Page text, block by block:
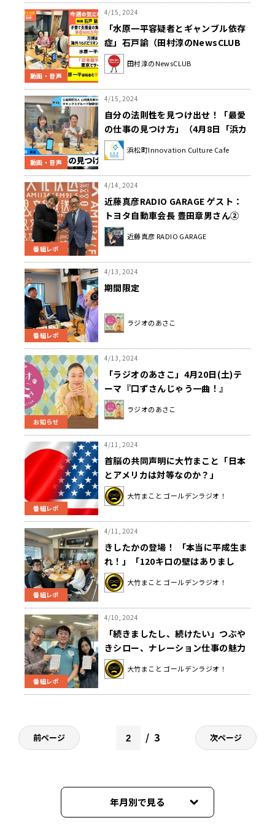
動画・音声
4/15, 2024
「水原一平容疑者とギャンブル依存
症」石戸諭（田村淳のNewsCLUB
2024年4月13日前半）
田村淳のNewsCLUB
動画・音声
4/15, 2024
自分の法則性を見つけ出せ！「最愛
の仕事の見つけ方」（4月8日「浜カ
フェ」）石倉秀明 山田尚史
浜松町Innovation Culture Cafe
番組レポ
4/14, 2024
近藤真彦RADIO GARAGE ゲスト：
トヨタ自動車会長 豊田章男さん②
近藤真彦 RADIO GARAGE
番組レポ
4/13, 2024
期間限定
ラジオのあさこ
お知らせ
4/13, 2024
「ラジオのあさこ」4月20日(土)テ
ーマ『口ずさんじゃう一曲！』
ラジオのあさこ
番組レポ
4/11, 2024
首脳の共同声明に大竹まこと「日本
とアメリカは対等なのか？」
大竹まこと ゴールデンラジオ！
番組レポ
4/11, 2024
きしたかの登場！ 「本当に平成生ま
れ！」「120キロの壁はありまし
た」
大竹まこと ゴールデンラジオ！
番組レポ
4/10, 2024
「続きましたし、続けたい」つぶや
きシロー、ナレーション仕事の魅力
を語る
大竹まこと ゴールデンラジオ！
前ページ 3 次ページ
年月別で見る